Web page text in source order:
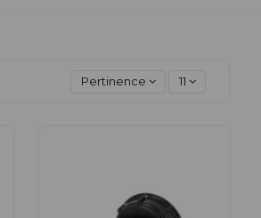
Pertinence 11